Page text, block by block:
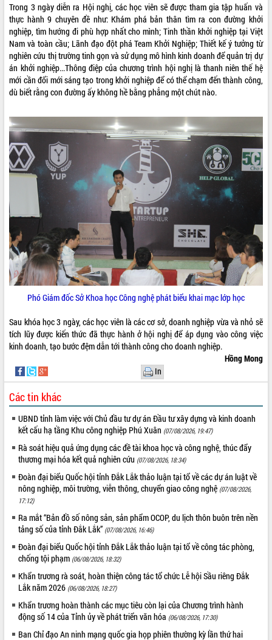
Khám bệnh, cấp phát thuốc miễn phí
và tặng quà người dân xã Cư Pui
Hội nghị UBND tỉnh Đắk Lắk thường kỳ
tháng 7/2026
Lễ truy tặng danh hiệu “Bà Mẹ Việt
Nam Anh hùng” và trao Huân chương
UBND tỉnh Đắk Lắk triển khai nhiệm
vụ 6 tháng cuối năm 2026
Kỳ họp thứ Hai, Hội đồng nhân dân
tỉnh khóa XI quyết nghị nhiều nội dung
quan trọng
Bí thư Tỉnh ủy Lương Nguyễn Minh
Triết thăm, tặng quà người có công với
cách mạng
Rà soát, hoàn thiện hệ thống thiết chế
văn hóa, thể thao đáp ứng yêu cầu
phát triển mới
Thường trực HĐND tỉnh Đắk Lắk gặp
mặt Đoàn chuyên gia y tế TP. Hồ Chí
Minh
Lễ truy điệu và an táng hài cốt liệt sĩ
tại Nghĩa trang Liệt sĩ xã Sơn Hòa
Bàn giải pháp tháo gỡ khó khăn trong
xuất khẩu sầu riêng và triển khai quy
định EUDR
Thứ trưởng Bộ Nông nghiệp và Môi
trường Nguyễn Hoàng Hiệp khảo sát
vùng trồng và doanh nghiệp đóng gói
sầu riêng tại Đắk Lắk
Trình diễn nghệ thuật chế biến các
ALBUM ẢNH
LIÊN KẾT WEB
THỐNG KÊ TRUY CẬP
Hôm nay:
4656
Tất cả:
66049979
Trong 3 ngày diễn ra Hội nghị, các học viên sẽ được tham gia tập huấn và
thực hành 9 chuyên đề như: Khám phá bản thân tìm ra con đường khởi
nghiệp, tìm hướng đi phù hợp nhất cho mình; Tinh thần khởi nghiệp tại Việt
Nam và toàn cầu; Lãnh đạo đột phá Team Khởi Nghiệp; Thiết kế ý tưởng từ
nghiên cứu thị trường tinh gọn và sử dụng mô hình kinh doanh để quản trị dự
án khởi nghiệp...Thông điệp của chương trình hội nghị là thanh niên thế hệ
mới cần đổi mới sáng tạo trong khởi nghiệp để có thể chạm đến thành công,
dù biết rằng con đường ấy không hề bằng phẳng một chút nào.
Phó Giám đốc Sở Khoa học Công nghệ phát biểu khai mạc lớp học
Sau khóa học 3 ngày, các học viên là các cơ sở, doanh nghiệp vừa và nhỏ sẽ
tích lũy được kiến thức đã thực hành ở hội nghị để áp dụng vào công việc
kinh doanh, tạo bước đệm dẫn tới thành công cho doanh nghiệp.
Hồng Mong
In
Các tin khác
UBND tỉnh làm việc với Chủ đầu tư dự án Đầu tư xây dựng và kinh doanh
kết cấu hạ tầng Khu công nghiệp Phú Xuân (07/08/2026, 19:47)
Rà soát hiệu quả ứng dụng các đề tài khoa học và công nghệ, thúc đẩy
thương mại hóa kết quả nghiên cứu (07/08/2026, 18:34)
Đoàn đại biểu Quốc hội tỉnh Đắk Lắk thảo luận tại tổ về các dự án luật về
nông nghiệp, môi trường, viễn thông, chuyển giao công nghệ (07/08/2026,
17:12)
Ra mắt “Bản đồ số nông sản, sản phẩm OCOP, du lịch thôn buôn trên nền
tảng số của tỉnh Đắk Lắk” (07/08/2026, 16:46)
Đoàn đại biểu Quốc hội tỉnh Đắk Lắk thảo luận tại tổ về công tác phòng,
chống tội phạm (06/08/2026, 18:32)
Khẩn trương rà soát, hoàn thiện công tác tổ chức Lễ hội Sầu riêng Đắk
Lắk năm 2026 (06/08/2026, 18:27)
Khẩn trương hoàn thành các mục tiêu còn lại của Chương trình hành
động số 14 của Tỉnh ủy về phát triển văn hóa (06/08/2026, 17:30)
Ban Chỉ đạo An ninh mạng quốc gia họp phiên thường kỳ lần thứ hai